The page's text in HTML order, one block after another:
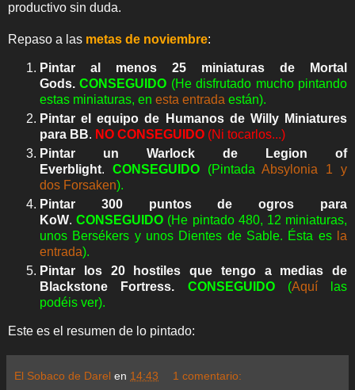
productivo sin duda.
Repaso a las metas de noviembre:
Pintar al menos 25 miniaturas de Mortal
Gods.CONSEGUIDO (He disfrutado mucho pintando
estas miniaturas, en esta entrada están).
Pintar el equipo de Humanos de Willy Miniatures
para BB. NO CONSEGUIDO (Ni tocarlos...)
Pintar un Warlock de Legion of
Everblight. CONSEGUIDO(PintadaAbsylonia 1 y
dos Forsaken).
Pintar 300 puntos de ogros para
KoW.CONSEGUIDO (He pintado 480, 12 miniaturas,
unos Bersékers y unos Dientes de Sable. Ésta es la
entrada).
Pintar los 20 hostiles que tengo a medias de
Blackstone Fortress. CONSEGUIDO(Aquí
las
podéis ver).
Este es el resumen de lo pintado:
El Sobaco de Darel en 14:43 1 comentario: